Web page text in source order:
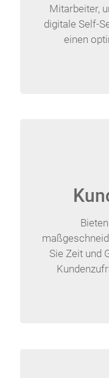
Mitarbeiter,
digitale Self-
einen
Sie Zeit und